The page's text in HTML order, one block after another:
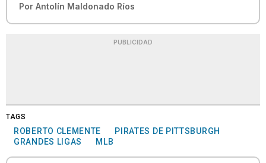
Por Antolín Maldonado Ríos
PUBLICIDAD
TAGS
ROBERTO CLEMENTE
PIRATES DE PITTSBURGH
GRANDES LIGAS
MLB